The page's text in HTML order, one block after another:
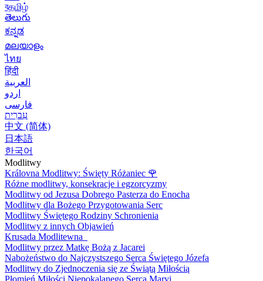
বதமிழ்
తెలుగు
ಕನ್ನಡ
മലയാളം
ไทย
हिंदी
العربية
اردو
فارسی
עִברִית
中文 (简体)
日本語
한국어
Modlitwy
Královna Modlitwy: Święty Różaniec 🌹
Różne modlitwy, konsekracje i egzorcyzmy
Modlitwy od Jezusa Dobrego Pasterza do Enocha
Modlitwy dla Bożego Przygotowania Serc
Modlitwy Świętego Rodziny Schronienia
Modlitwy z innych Objawień
Krusada Modlitewna
Modlitwy przez Matkę Bożą z Jacarei
Nabożeństwo do Najczystszego Serca Świętego Józefa
Modlitwy do Zjednoczenia się ze Świątą Miłością
Płomień Miłości Niepokalanego Serca Maryi